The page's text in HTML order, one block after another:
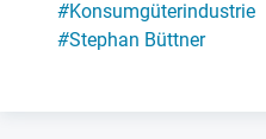
#Konsumgüterindustrie
#Stephan Büttner